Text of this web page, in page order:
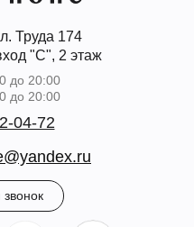
Труда 174
"С", 2 этаж
до 20:00
до 20:00
04-72